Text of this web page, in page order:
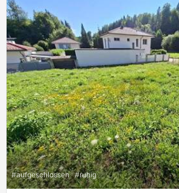
#aufgeschlossen #ruhig